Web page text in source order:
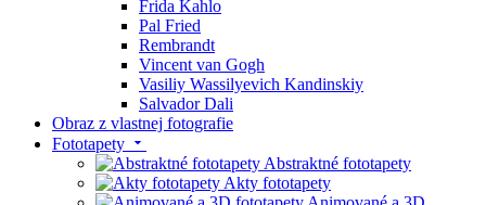
Frida Kahlo
Pal Fried
Rembrandt
Vincent van Gogh
Vasiliy Wassilyevich Kandinskiy
Salvador Dali
Obraz z vlastnej fotografie
Fototapety
Abstraktné fototapety
Akty fototapety